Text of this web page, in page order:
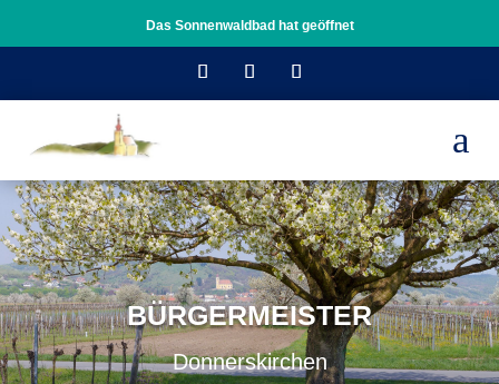
Das Sonnenwaldbad hat geöffnet
a
BÜRGERMEISTER
Donnerskirchen